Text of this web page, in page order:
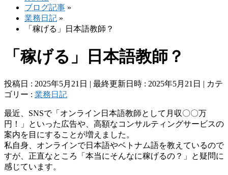
ブログ記事 »
業務日記 »
「稼げる」日本語教師？
「稼げる」日本語教師？
投稿日 : 2025年5月21日 最終更新日時 : 2025年5月21日
カテ
ゴリー : 業務日記
最近、SNSで「オンライン日本語教師として月収〇〇万
円！」といった広告や、高額なコンサルティングサービスの
案内を目にすることが増えました。
私自身、オンラインで日本語やベトナム語を教えているので
すが、正直なところ「本当にそんなに稼げるの？」と疑問に
感じています。